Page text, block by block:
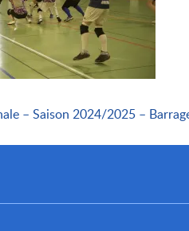
– Saison 2024/2025 –